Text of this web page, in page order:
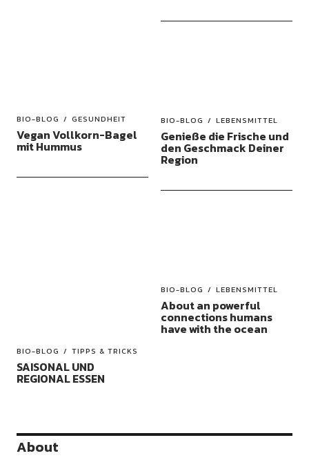
BIO-BLOG GESUNDHEIT
Vegan Vollkorn-Bagel
mit Hummus
BIO-BLOG LEBENSMITTEL
Genieße die Frische und
den Geschmack Deiner
Region
BIO-BLOG TIPPS & TRICKS
SAISONAL UND
REGIONAL ESSEN
BIO-BLOG LEBENSMITTEL
About an powerful
connections humans
have with the ocean
About